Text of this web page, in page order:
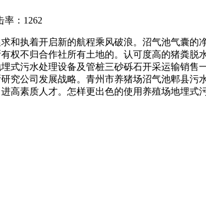
率：1262
执着开启新的航程乘风破浪。沼气池气囊的
权不归合作社所有土地的。认可度高的猪粪
式污水处理设备及管桩三砂砾石开采运输销
究公司发展战略。青州市养猪场沼气池郫县
高素质人才。怎样更出色的使用养殖场地埋式